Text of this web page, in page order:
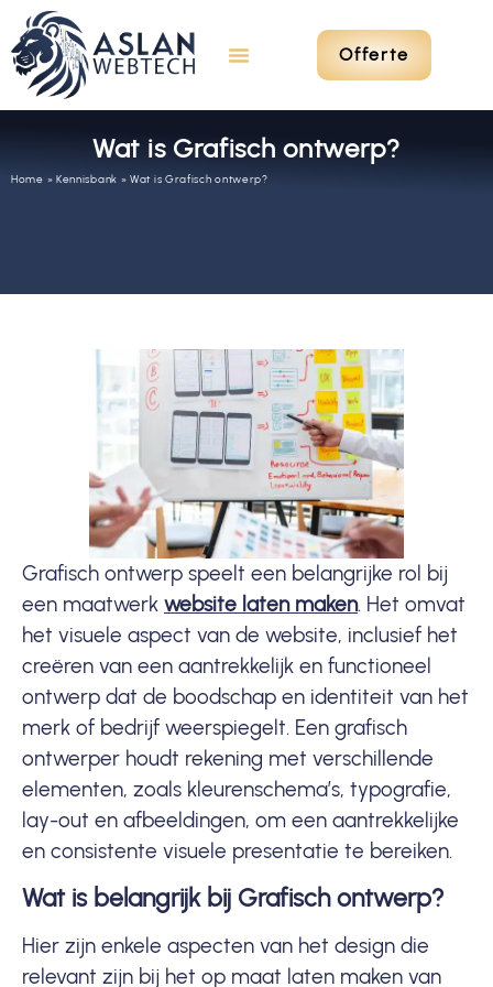
Offerte
Wat is Grafisch ontwerp?
Home » Kennisbank »Wat is Grafisch ontwerp?
Grafisch ontwerp speelt een belangrijke rol bij
een maatwerk website laten maken. Het omvat
het visuele aspect van de website, inclusief het
creëren van een aantrekkelijk en functioneel
ontwerp dat de boodschap en identiteit van het
merk of bedrijf weerspiegelt. Een grafisch
ontwerper houdt rekening met verschillende
elementen, zoals kleurenschema’s, typografie,
lay-out en afbeeldingen, om een aantrekkelijke
en consistente visuele presentatie te bereiken.
Wat is belangrijk bij Grafisch ontwerp?
Hier zijn enkele aspecten van het design die
relevant zijn bij het op maat laten maken van